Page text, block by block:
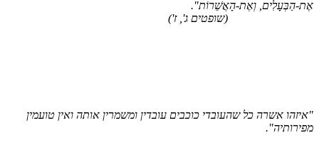
הַבְּעָלִים, וְאֶת-הָאֲשֵׁרוֹת".
(שופטים ג', ז')
אשרה כל שהעובדי כוכבים עובדין ומשמרין אותה ואין טועמין